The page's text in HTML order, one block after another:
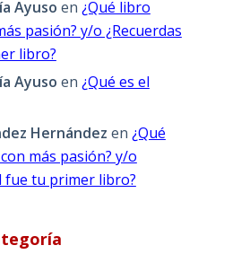
Ayuso en ¿Qué libro
pasión? y/o ¿Recuerdas
libro?
Ayuso en ¿Qué es el
Hernández en ¿Qué
más pasión? y/o
fue tu primer libro?